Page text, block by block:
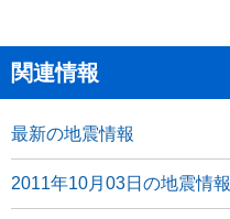
関連情報
最新の地震情報
2011年10月03日の地震情報